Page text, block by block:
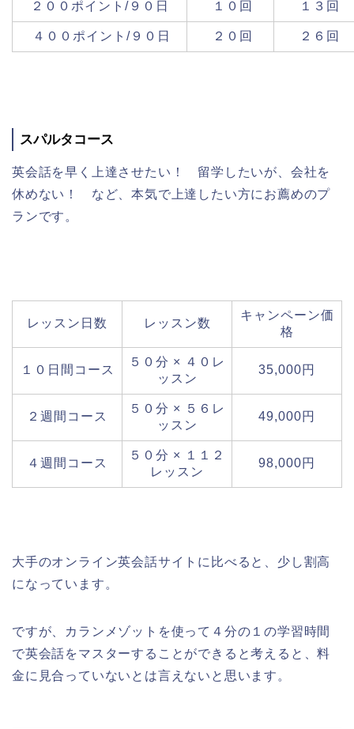
２００ポイント/９０日 １０回 １３回
４００ポイント/９０日 ２０回 ２６回
スパルタコース
英会話を早く上達させたい！ 留学したいが、会社を
休めない！ など、本気で上達したい方にお薦めのプ
ランです。
レッスン日数 レッスン数
キャンペーン価
格
１０日間コース
５０分 × ４０レ
ッスン
35,000円
２週間コース
５０分 × ５６レ
ッスン
49,000円
４週間コース
５０分 × １１２
レッスン
98,000円
大手のオンライン英会話サイトに比べると、少し割高
になっています。
ですが、カランメゾットを使って４分の１の学習時間
で英会話をマスターすることができると考えると、料
金に見合っていないとは言えないと思います。